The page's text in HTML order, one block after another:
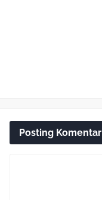
Posting Komentar